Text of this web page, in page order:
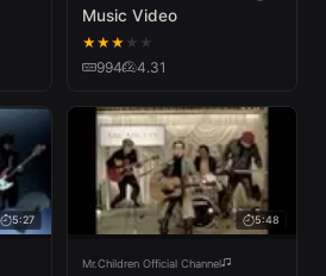
Music Video
★★★ ★ ★
994 4.31
5:27 5:48
Mr.Children Official Channel